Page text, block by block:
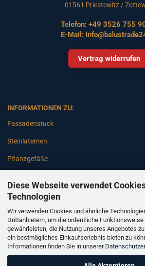
Diese Webseite verwendet
Technologien
Wir verwenden Cookies und ähnliche
Drittanbietern, um die ordentliche
gewährleisten, die Nutzung unseres Angebotes
ein bestmögliches Einkaufserlebnis bieten zu
Informationen finden Sie in unserer
01561 Priestewitz /
Telefon: +49 3526 755
E-Mail:
Vertrag widerrufen
INFORMATIONEN ZU:
Fassadenstuck
Steinlaternen
Pflanzgefäße
Gartenbänke
Pfeiler
Gartenbrunnen
Gartenfiguren